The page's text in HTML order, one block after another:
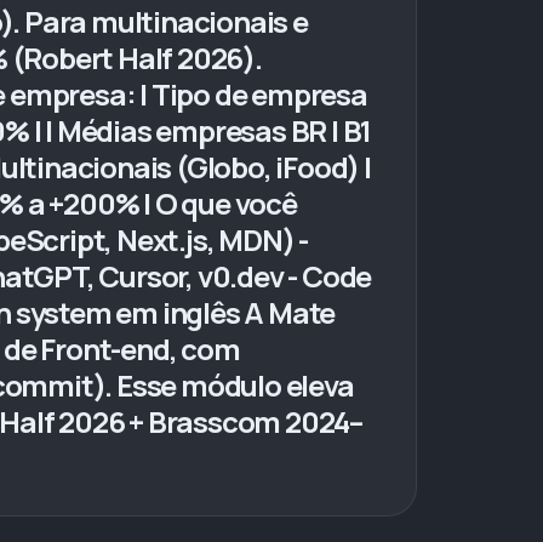
Para multinacionais e
(Robert Half 2026).
| Tipo de empresa
| | Médias empresas BR | B1
(Globo, iFood) |
a +200% | O que você
Next.js, MDN) -
Cursor, v0.dev - Code
system em inglês A Mate
Front-end, com
Esse módulo eleva
2026 + Brasscom 2024–